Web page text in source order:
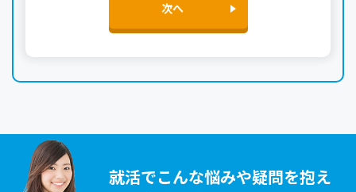
次へ
就活でこんな悩みや疑問を抱え